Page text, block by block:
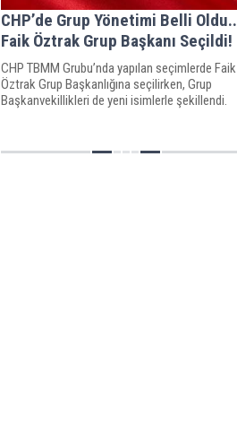
CHP’de Grup Yönetimi Belli Oldu..
Faik Öztrak Grup Başkanı Seçildi!
CHP TBMM Grubu’nda yapılan seçimlerde Faik
Öztrak Grup Başkanlığına seçilirken, Grup
Başkanvekillikleri de yeni isimlerle şekillendi.